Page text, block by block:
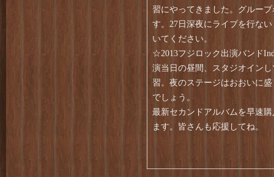
習にやってきました。グループ
す。27日深夜にライブを行な
いてください。
☆2013フジロック出演バンド
演当日の昼間、スタジオイン
習。夜のステージはおおいに
でしょう。
最新セカンドアルバムを早速
ます。皆さんも応援してね。